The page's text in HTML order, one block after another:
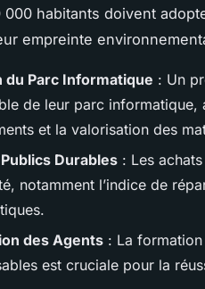
000 habitants doivent
empreinte
du Parc Informatique : Un
de leur parc
et la valorisation des
Durables : Les
notamment l’indice de
des Agents : La
est cruciale pour la